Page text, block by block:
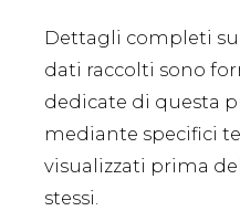
Dettagli completi
dati raccolti sono
dedicate di questa
mediante specifici
visualizzati prima
stessi.